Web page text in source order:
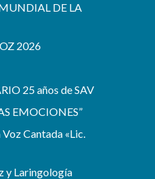
DE LA
2026
25 años de SAV
EMOCIONES”
Cantada «Lic.
y Laringología